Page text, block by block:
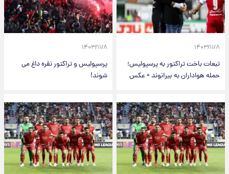
۱۴۰۳/۱۱/۸
تبعات باخت تراکتور به پرسپولیس؛
حمله هواداران به بیرانوند + عکس
۱۴۰۳/۱۱/۸
پرسپولیس و تراکتور نقره داغ می
شوند!